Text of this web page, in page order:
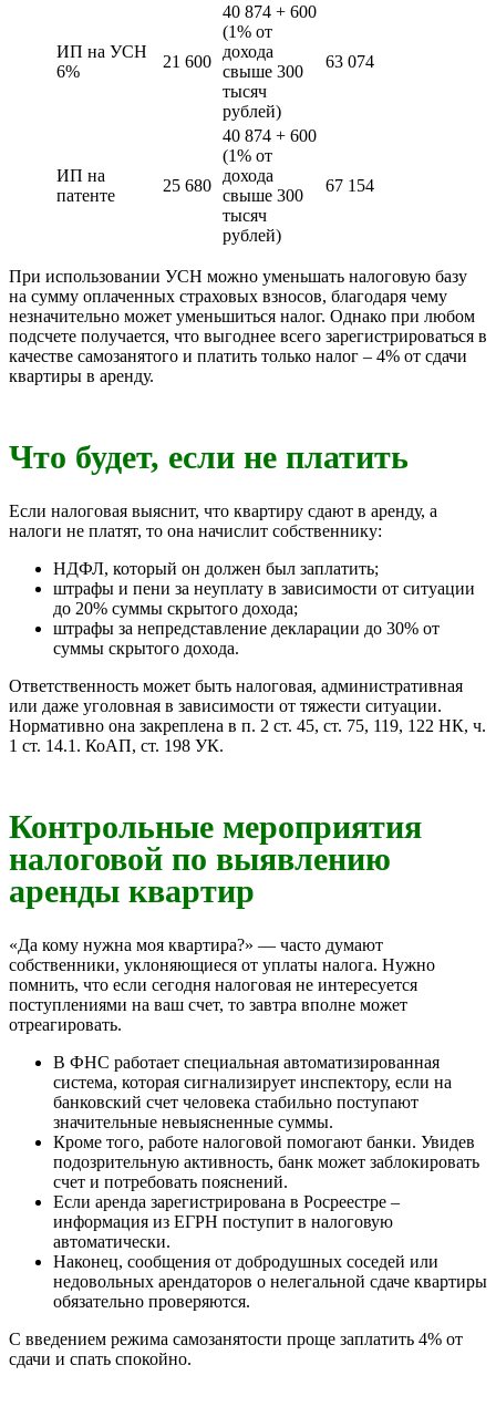
ИП на УСН
6%
21 600
40 874 + 600
(1% от
дохода
свыше 300
тысяч
рублей)
63 074
ИП на
патенте
25 680
40 874 + 600
(1% от
дохода
свыше 300
тысяч
рублей)
67 154
При использовании УСН можно уменьшать налоговую базу
на сумму оплаченных страховых взносов, благодаря чему
незначительно может уменьшиться налог. Однако при любом
подсчете получается, что выгоднее всего зарегистрироваться в
качестве самозанятого и платить только налог – 4% от сдачи
квартиры в аренду.
Что будет, если не платить
Если налоговая выяснит, что квартиру сдают в аренду, а
налоги не платят, то она начислит собственнику:
НДФЛ, который он должен был заплатить;
штрафы и пени за неуплату в зависимости от ситуации
до 20% суммы скрытого дохода;
штрафы за непредставление декларации до 30% от
суммы скрытого дохода.
Ответственность может быть налоговая, административная
или даже уголовная в зависимости от тяжести ситуации.
Нормативно она закреплена в п. 2 ст. 45, ст. 75, 119, 122 НК, ч.
1 ст. 14.1. КоАП, ст. 198 УК.
Контрольные мероприятия
налоговой по выявлению
аренды квартир
«Да кому нужна моя квартира?» — часто думают
собственники, уклоняющиеся от уплаты налога. Нужно
помнить, что если сегодня налоговая не интересуется
поступлениями на ваш счет, то завтра вполне может
отреагировать.
В ФНС работает специальная автоматизированная
система, которая сигнализирует инспектору, если на
банковский счет человека стабильно поступают
значительные невыясненные суммы.
Кроме того, работе налоговой помогают банки. Увидев
подозрительную активность, банк может заблокировать
счет и потребовать пояснений.
Если аренда зарегистрирована в Росреестре –
информация из ЕГРН поступит в налоговую
автоматически.
Наконец, сообщения от добродушных соседей или
недовольных арендаторов о нелегальной сдаче квартиры
обязательно проверяются.
С введением режима самозанятости проще заплатить 4% от
сдачи и спать спокойно.